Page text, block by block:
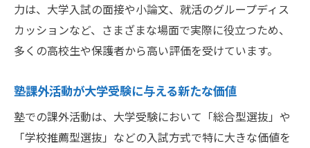
力は、大学入試の面接や小論文、就活のグループディス
カッションなど、さまざまな場面で実際に役立つため、
多くの高校生や保護者から高い評価を受けています。
塾課外活動が大学受験に与える新たな価値
塾での課外活動は、大学受験において「総合型選抜」や
「学校推薦型選抜」などの入試方式で特に大きな価値を